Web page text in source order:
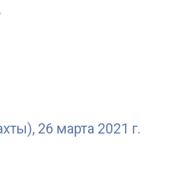
26 марта 2021 г.